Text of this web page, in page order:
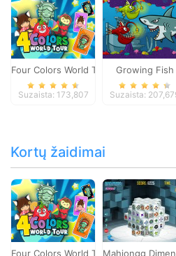
Four Colors World Tour
Suzaista: 173,807
Growing Fish
Suzaista:
Kortų žaidimai
Four Colors World TourMahjongg